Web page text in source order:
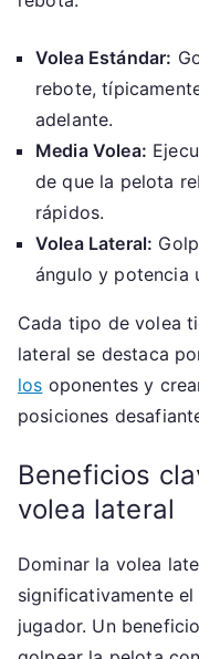
Volea Estándar:
rebote,
adelante.
Media Volea:
de que la pelota
rápidos.
Volea Lateral:
ángulo y potencia
Cada tipo de volea
lateral se destaca
los oponentes y
posiciones
Beneficios
volea lateral
Dominar la volea
significativamente
jugador. Un